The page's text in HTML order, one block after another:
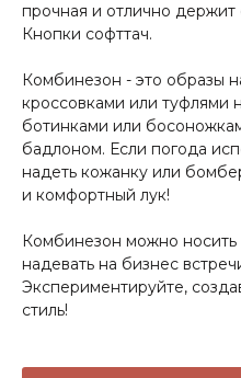
прочная и отлично держит
Кнопки софттач.
Комбинезон - это образы
кроссовками или туфлями
ботинками или
бадлоном. Если погода
надеть кожанку или
и комфортный лук!
Комбинезон можно носить
надевать на бизнес
Экспериментируйте,
стиль!